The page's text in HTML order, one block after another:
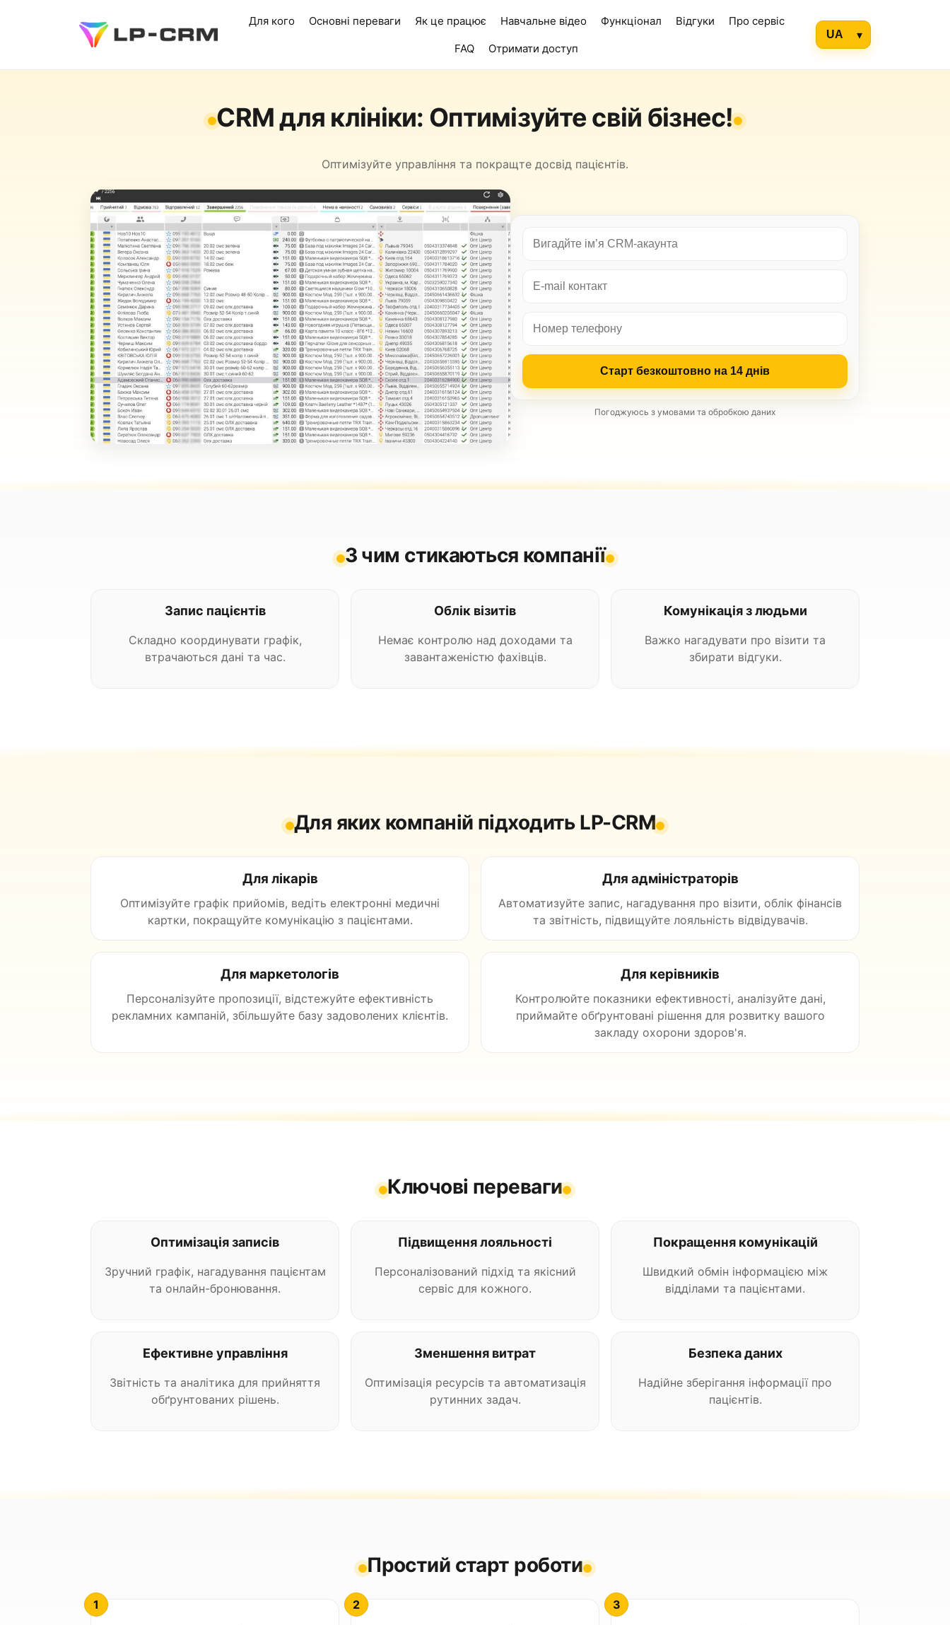
Для кого Основні переваги Як це працює Навчальне відео Функціонал Відгуки Про сервіс
FAQ Отримати доступ
CRM для клініки: Оптимізуйте свій бізнес!
Оптимізуйте управління та покращте досвід пацієнтів.
Старт безкоштовно на 14 днів
Погоджуюсь з умовами та обробкою даних
З чим стикаються компанії
Запис пацієнтів
Складно координувати графік,
втрачаються дані та час.
Облік візитів
Немає контролю над доходами та
завантаженістю фахівців.
Комунікація з людьми
Важко нагадувати про візити та
збирати відгуки.
Для яких компаній підходить LP-CRM
Для лікарів
Оптимізуйте графік прийомів, ведіть електронні медичні
картки, покращуйте комунікацію з пацієнтами.
Для адміністраторів
Автоматизуйте запис, нагадування про візити, облік фінансів
та звітність, підвищуйте лояльність відвідувачів.
Для маркетологів
Персоналізуйте пропозиції, відстежуйте ефективність
рекламних кампаній, збільшуйте базу задоволених клієнтів.
Для керівників
Контролюйте показники ефективності, аналізуйте дані,
приймайте обґрунтовані рішення для розвитку вашого
закладу охорони здоров'я.
Ключові переваги
Оптимізація записів
Зручний графік, нагадування пацієнтам
та онлайн-бронювання.
Підвищення лояльності
Персоналізований підхід та якісний
сервіс для кожного.
Покращення комунікацій
Швидкий обмін інформацією між
відділами та пацієнтами.
Ефективне управління
Звітність та аналітика для прийняття
обґрунтованих рішень.
Зменшення витрат
Оптимізація ресурсів та автоматизація
рутинних задач.
Безпека даних
Надійне зберігання інформації про
пацієнтів.
Простий старт роботи